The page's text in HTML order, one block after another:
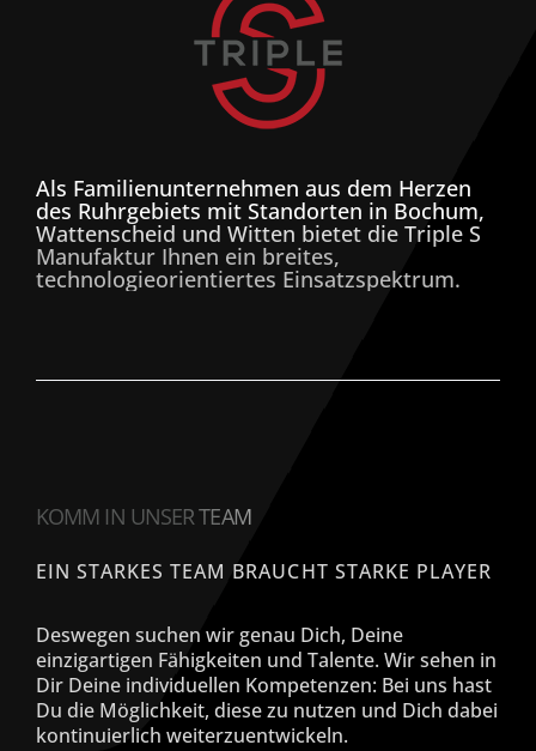
Als Familienunternehmen aus dem Herzen
des Ruhrgebiets mit Standorten in Bochum,
Wattenscheid und Witten bietet die Triple S
Manufaktur Ihnen ein breites,
technologieorientiertes Einsatzspektrum.
KOMM IN UNSER TEAM
EIN STARKES TEAM BRAUCHT STARKE PLAYER
Deswegen suchen wir genau Dich, Deine
einzigartigen Fähigkeiten und Talente. Wir sehen in
Dir Deine individuellen Kompetenzen: Bei uns hast
Du die Möglichkeit, diese zu nutzen und Dich dabei
kontinuierlich weiterzuentwickeln.